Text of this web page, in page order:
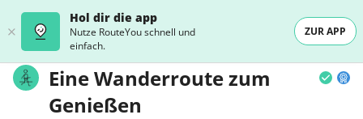
Hol dir die app
Nutze RouteYou schnell und
einfach.
ZUR APP
Eine Wanderroute zum
Genießen